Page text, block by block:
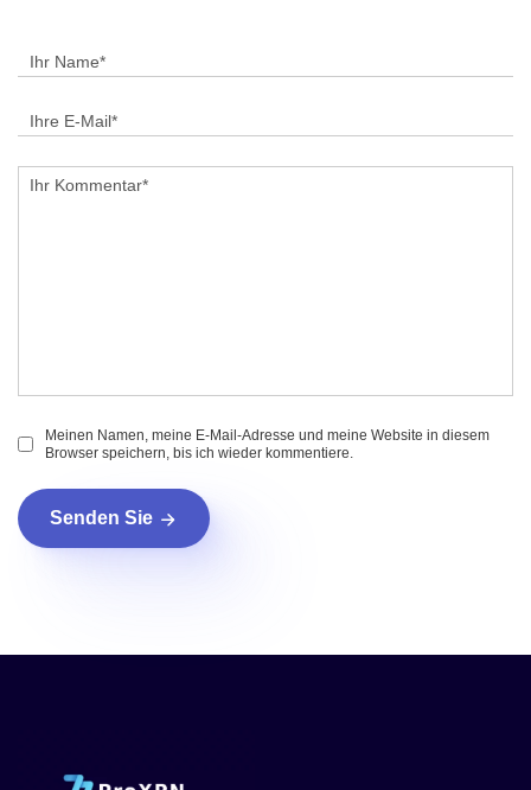
Meinen Namen, meine E-Mail-Adresse und meine Website in diesem
Browser speichern, bis ich wieder kommentiere.
Senden Sie